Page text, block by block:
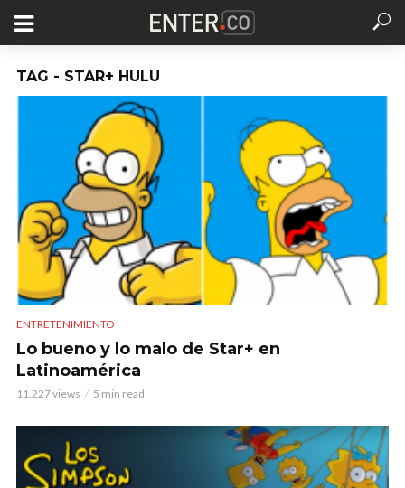
TAG - STAR+ HULU
ENTRETENIMIENTO
Lo bueno y lo malo de Star+ en
Latinoamérica
11.227 views 5 min read